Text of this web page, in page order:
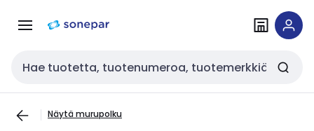
navigointiinsisältöön
Haku
Näytä murupolku